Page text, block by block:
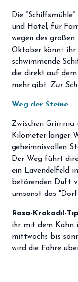
Die
und Hotel, für
wegen des
Oktober könnt ihr
schwimmende
die direkt auf dem
mehr gibt. Zur
Weg der Steine
Zwischen
Kilometer langer
geheimnisvollen
Der Weg führt
ein Lavendelfeld
betörenden Duft
umsonst das "Dorf
Rosa-Krokodil-
ihr mit dem Kahn
mittwochs bis
wird die Fähre